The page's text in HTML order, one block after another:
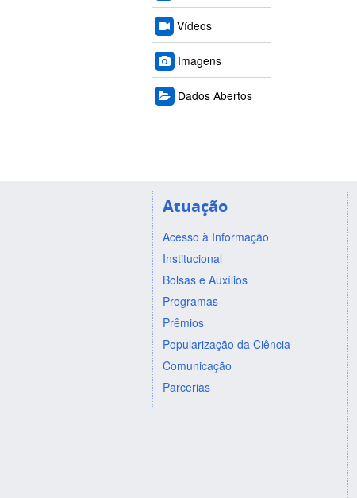
Vídeos
Imagens
Dados Abertos
Atuação
Acesso à Informação
Institucional
Bolsas e Auxílios
Programas
Prêmios
Popularização da Ciência
Comunicação
Parcerias